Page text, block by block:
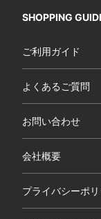
SHOPPING
ご利用ガイド
よくあるご質問
お問い合わせ
会社概要
プライバシーポ